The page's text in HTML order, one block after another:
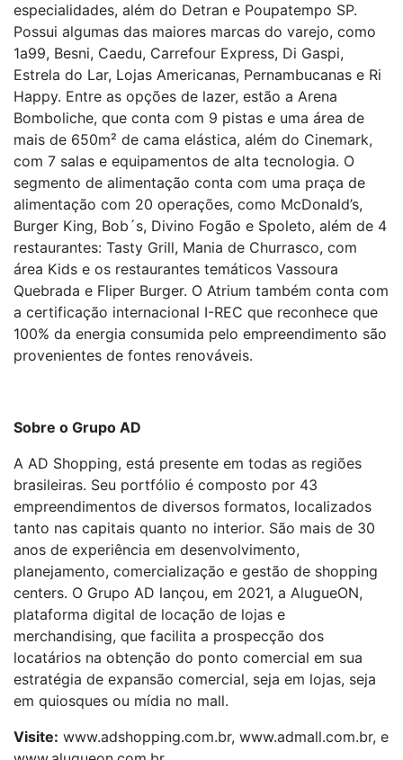
especialidades, além do Detran e Poupatempo SP.
Possui algumas das maiores marcas do varejo, como
1a99, Besni, Caedu, Carrefour Express, Di Gaspi,
Estrela do Lar, Lojas Americanas, Pernambucanas e Ri
Happy. Entre as opções de lazer, estão a Arena
Bomboliche, que conta com 9 pistas e uma área de
mais de 650m² de cama elástica, além do Cinemark,
com 7 salas e equipamentos de alta tecnologia. O
segmento de alimentação conta com uma praça de
alimentação com 20 operações, como McDonald’s,
Burger King, Bob´s, Divino Fogão e Spoleto, além de 4
restaurantes: Tasty Grill, Mania de Churrasco, com
área Kids e os restaurantes temáticos Vassoura
Quebrada e Fliper Burger. O Atrium também conta com
a certificação internacional I-REC que reconhece que
100% da energia consumida pelo empreendimento são
provenientes de fontes renováveis.
Sobre o Grupo AD
A AD Shopping, está presente em todas as regiões
brasileiras. Seu portfólio é composto por 43
empreendimentos de diversos formatos, localizados
tanto nas capitais quanto no interior. São mais de 30
anos de experiência em desenvolvimento,
planejamento, comercialização e gestão de shopping
centers. O Grupo AD lançou, em 2021, a AlugueON,
plataforma digital de locação de lojas e
merchandising, que facilita a prospecção dos
locatários na obtenção do ponto comercial em sua
estratégia de expansão comercial, seja em lojas, seja
em quiosques ou mídia no mall.
Visite: www.adshopping.com.br, www.admall.com.br, e